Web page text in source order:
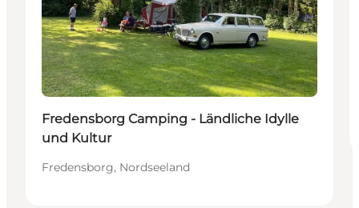
Fredensborg Camping - Ländliche Idylle
und Kultur
Fredensborg, Nordseeland